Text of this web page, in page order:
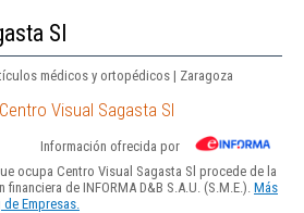
Sl
médicos y ortopédicos | Zaragoza
Visual Sagasta Sl
Información ofrecida por
ocupa Centro Visual Sagasta Sl procede de la
de INFORMA D&B S.A.U. (S.M.E.). Más
Empresas.